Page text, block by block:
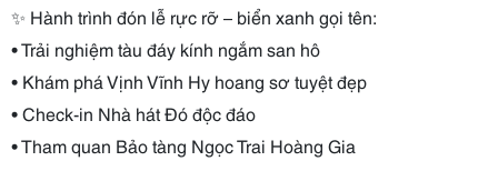
✨ Hành trình đón lễ rực rỡ – biển xanh gọi tên:
• Trải nghiệm tàu đáy kính ngắm san hô
• Khám phá Vịnh Vĩnh Hy hoang sơ tuyệt đẹp
• Check-in Nhà hát Đó độc đáo
• Tham quan Bảo tàng Ngọc Trai Hoàng Gia